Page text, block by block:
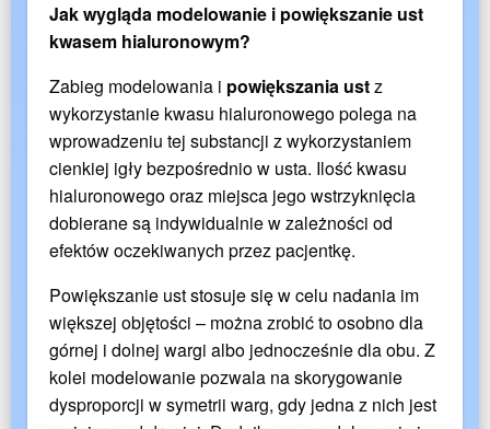
Jak wygląda modelowanie i powiększanie ust
kwasem hialuronowym?
Zabieg modelowania i powiększania ustz
wykorzystanie kwasu hialuronowego polega na
wprowadzeniu tej substancji z wykorzystaniem
cienkiej igły bezpośrednio w usta. Ilość kwasu
hialuronowego oraz miejsca jego wstrzyknięcia
dobierane są indywidualnie w zależności od
efektów oczekiwanych przez pacjentkę.
Powiększanie ust stosuje się w celu nadania im
większej objętości – można zrobić to osobno dla
górnej i dolnej wargi albo jednocześnie dla obu. Z
kolei modelowanie pozwala na skorygowanie
dysproporcji w symetrii warg, gdy jedna z nich jest